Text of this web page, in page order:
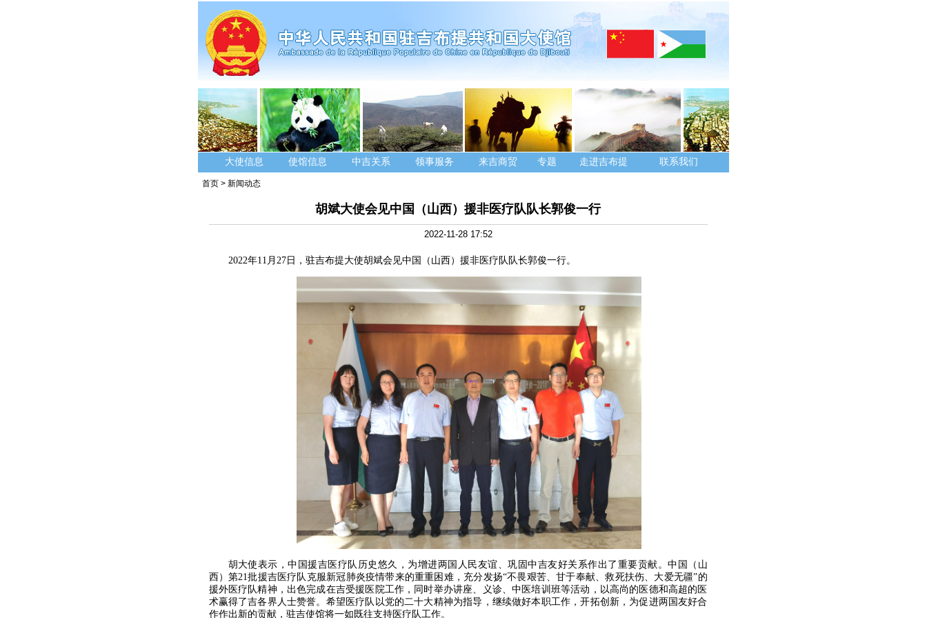
大使信息 使馆信息 中吉关系 领事服务 来吉商贸 专题 走进吉布提 联系我们
首页 > 新闻动态
胡斌大使会见中国（山西）援非医疗队队长郭俊一行
2022-11-28 17:52
2022年11月27日，驻吉布提大使胡斌会见中国（山西）援非医疗队队长郭俊一行。
胡大使表示，中国援吉医疗队历史悠久，为增进两国人民友谊、巩固中吉友好关系作出了重要贡献。中国（山
西）第21批援吉医疗队克服新冠肺炎疫情带来的重重困难，充分发扬“不畏艰苦、甘于奉献、救死扶伤、大爱无疆”的
援外医疗队精神，出色完成在吉受援医院工作，同时举办讲座、义诊、中医培训班等活动，以高尚的医德和高超的医
术赢得了吉各界人士赞誉。希望医疗队以党的二十大精神为指导，继续做好本职工作，开拓创新，为促进两国友好合
作作出新的贡献，驻吉使馆将一如既往支持医疗队工作。